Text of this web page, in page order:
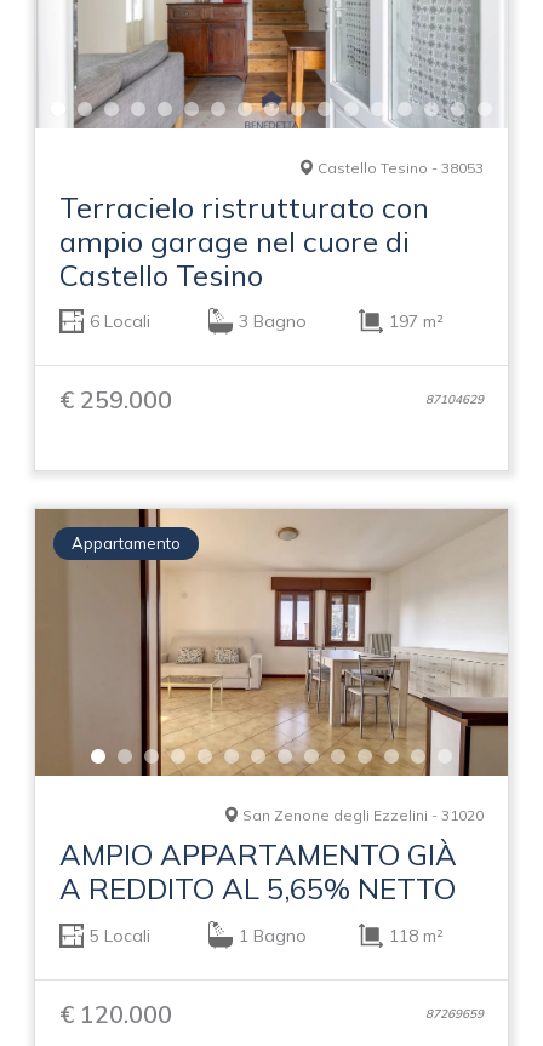
Castello Tesino - 38053
Terracielo ristrutturato con
ampio garage nel cuore di
Castello Tesino
6 Locali 3 Bagno 197 m²
€ 259.000 87104629
Appartamento
San Zenone degli Ezzelini - 31020
AMPIO APPARTAMENTO GIÀ
A REDDITO AL 5,65% NETTO
5 Locali 1 Bagno 118 m²
€ 120.000 87269659